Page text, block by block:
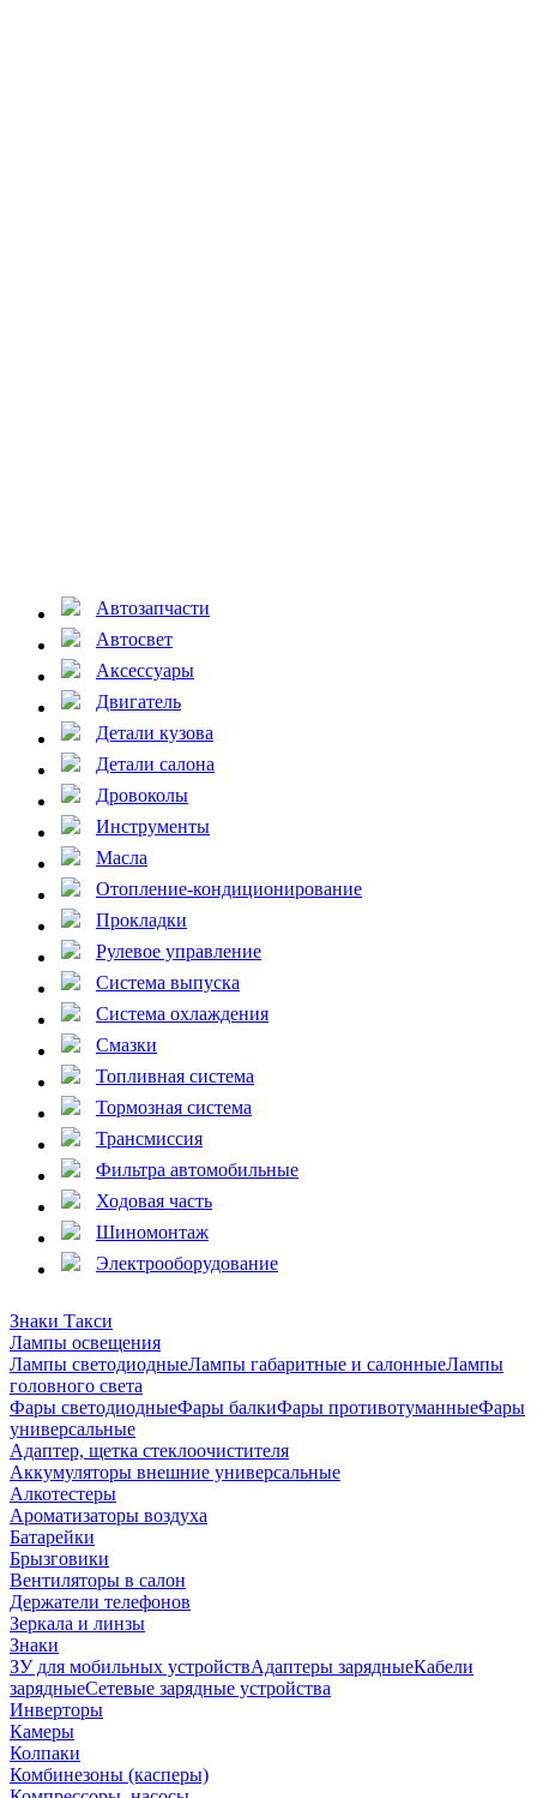
Автозапчасти
Автосвет
Аксессуары
Двигатель
Детали кузова
Детали салона
Дровоколы
Инструменты
Масла
Отопление-кондиционирование
Прокладки
Рулевое управление
Система выпуска
Система охлаждения
Смазки
Топливная система
Тормозная система
Трансмиссия
Фильтра автомобильные
Ходовая часть
Шиномонтаж
Электрооборудование
Знаки Такси
Лампы освещения
Лампы светодиодныеЛампы габаритные и салонныеЛампы
головного света
Фары светодиодныеФары балкиФары противотуманныеФары
универсальные
Адаптер, щетка стеклоочистителя
Аккумуляторы внешние универсальные
Алкотестеры
Ароматизаторы воздуха
Батарейки
Брызговики
Вентиляторы в салон
Держатели телефонов
Зеркала и линзы
Знаки
ЗУ для мобильных устройствАдаптеры зарядныеКабели
зарядныеСетевые зарядные устройства
Инверторы
Камеры
Колпаки
Комбинезоны (касперы)